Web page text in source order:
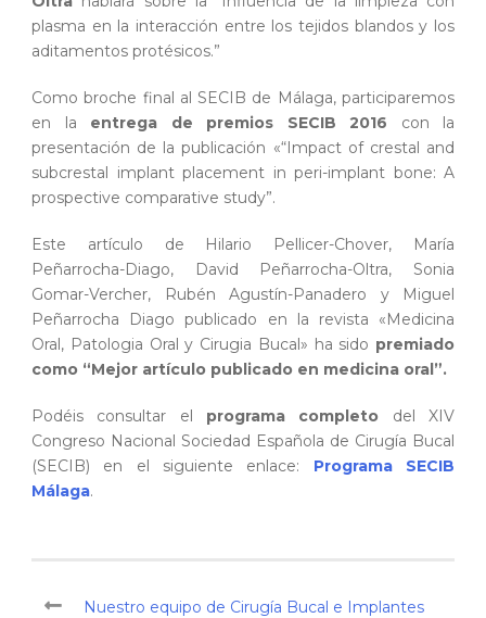
plasma en la interacción entre los tejidos blandos y los
aditamentos protésicos.”
Como broche final al SECIB de Málaga, participaremos
en la entrega de premios SECIB 2016 con la
presentación de la publicación «“Impact of crestal and
subcrestal implant placement in peri-implant bone: A
prospective comparative study”.
Este artículo de Hilario Pellicer-Chover, María
Peñarrocha-Diago, David Peñarrocha-Oltra, Sonia
Gomar-Vercher, Rubén Agustín-Panadero y Miguel
Peñarrocha Diago publicado en la revista «Medicina
Oral, Patologia Oral y Cirugia Bucal» ha sido premiado
como “Mejor artículo publicado en medicina oral”.
Podéis consultar el programa completo del XIV
Congreso Nacional Sociedad Española de Cirugía Bucal
(SECIB) en el siguiente enlace: Programa SECIB
Málaga.
Nuestro equipo de Cirugía Bucal e Implantes